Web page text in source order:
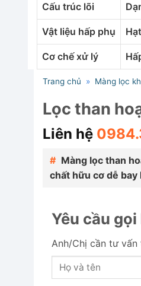
Cấu trúc lõi
Vật liệu hấp phụ
Cơ chế xử lý
Trang chủ » Màng lọc
Lọc than
Liên hệ
Màng lọc than
chất hữu cơ dễ bay
Yêu cầu gọi
Anh/Chị cần tư